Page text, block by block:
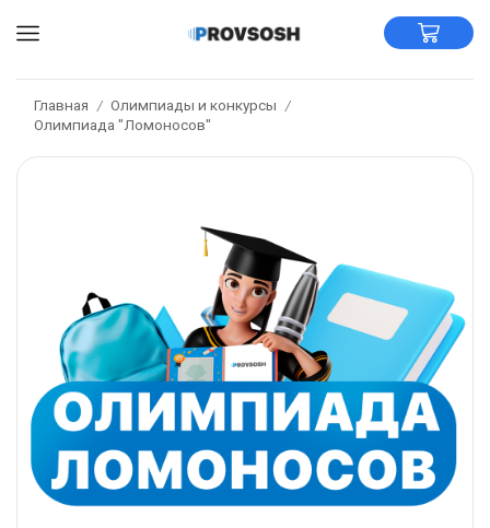
Главная / Олимпиады и конкурсы /
Олимпиада "Ломоносов"